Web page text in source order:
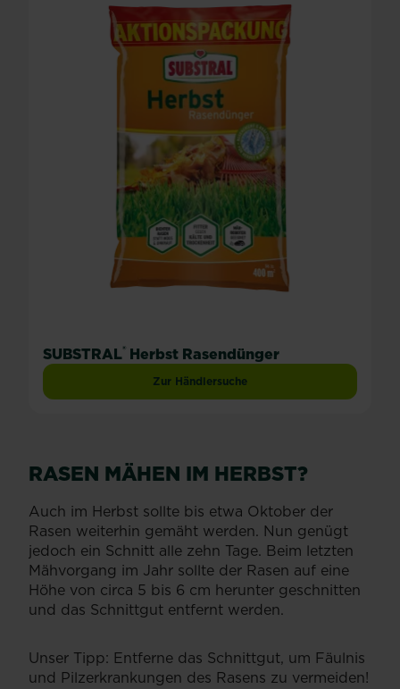
SUBSTRAL® Herbst Rasendünger
Zur Händlersuche
RASEN MÄHEN IM HERBST?
Auch im Herbst sollte bis etwa Oktober der
Rasen weiterhin gemäht werden. Nun genügt
jedoch ein Schnitt alle zehn Tage. Beim letzten
Mähvorgang im Jahr sollte der Rasen auf eine
Höhe von circa 5 bis 6 cm herunter geschnitten
und das Schnittgut entfernt werden.
Unser Tipp: Entferne das Schnittgut, um Fäulnis
und Pilzerkrankungen des Rasens zu vermeiden!